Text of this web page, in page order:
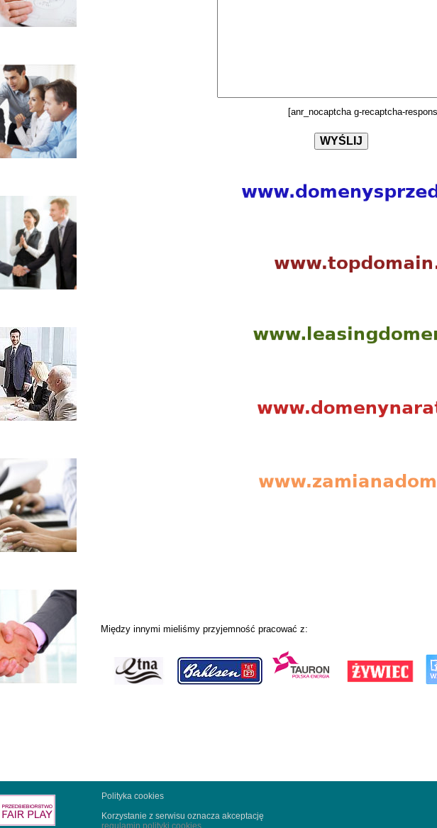
[anr_nocaptcha g-recaptcha-
Między innymi mieliśmy przyjemność pracować z:
Polityka cookies
Korzystanie z serwisu oznacza akceptację
regulamin polityki cookies